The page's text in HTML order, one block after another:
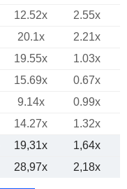
12.52x
2.55x
20.1x 2.21x
19.55x
1.03x
15.69x
0.67x
9.14x
0.99x
14.27x
1.32x
19,31x 1,64x
28,97x 2,18x